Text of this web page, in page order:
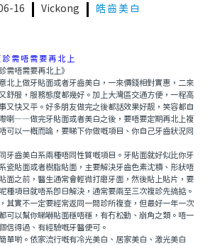
16 Vickong 皓齒美白
需唔需要再北上
唔需要再北上》
上做牙貼面或者牙齒美白，一來價錢相對實惠，二來
舒服，服務態度都幾好。加上大灣區交通方便，一程高
又快又平。好多朋友做完之後都話效果好靓，笑容都自
喇——做完牙貼面或者美白之後，要唔要定期再北上複
可以一概而論，要睇下你做嘅項目、你自己牙齒狀況同
齒美白系兩種唔同性質嘅項目。牙貼面就好似比你牙
瓷貼面或者樹脂貼面，主要解決牙齒色素沈積、形狀唔
面之前，醫生通常會輕微打磨牙面，然後貼上貼片，要
種項目就唔系即日解決，通常要兩至三次複診先搞掂。
其實不一定要經常返同一間診所複查，但最好一年一次
可以幫你睇嚇貼面穩唔穩，有冇松動、崩角之類。唔一
信得過、有經驗嘅牙醫便可。
啲。依家流行嘅有冷光美白、居家美白、激光美白